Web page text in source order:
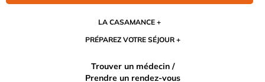
LA CASAMANCE
PRÉPAREZ VOTRE SÉJOUR
Trouver un médecin /
Prendre un rendez-vous